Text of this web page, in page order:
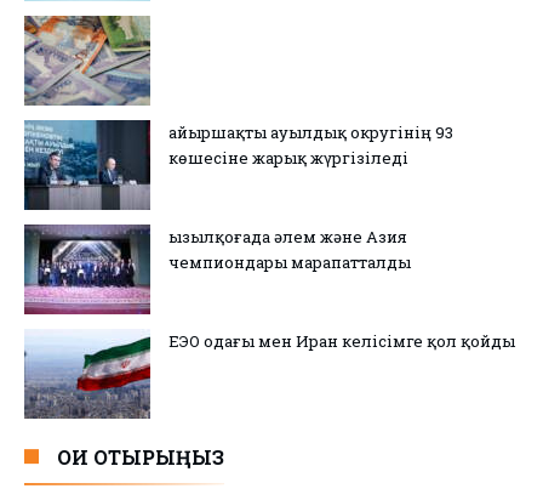
Қайыршақты ауылдық округінің 93
көшесіне жарық жүргізіледі
Қызылқоғада әлем және Азия
чемпиондары марапатталды
ЕЭО одағы мен Иран келісімге қол қойды
ОҚИ ОТЫРЫҢЫЗ